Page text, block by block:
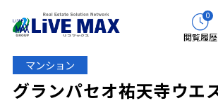
0
閲覧履歴
マンション
グランパセオ祐天寺ウエ